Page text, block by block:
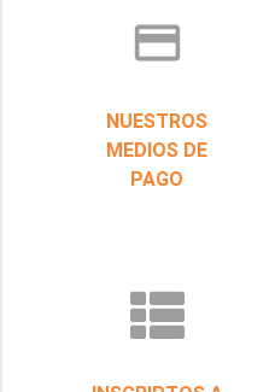
credit_card
NUESTROS
MEDIOS DE
PAGO